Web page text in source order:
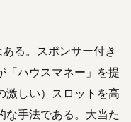
る。スポンサー付き
「ハウスマネー」を提
激しい）スロットを高
な手法である。大当た